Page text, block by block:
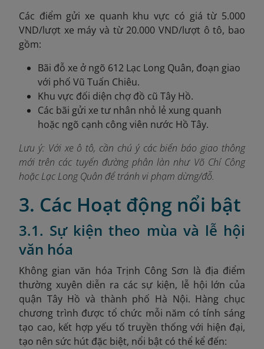
Các điểm gửi xe quanh khu vực có giá từ 5.000
VND/lượt xe máy và từ 20.000 VND/lượt ô tô, bao
gồm:
Bãi đỗ xe ở ngõ 612 Lạc Long Quân, đoạn giao
với phố Vũ Tuấn Chiêu.
Khu vực đối diện chợ đồ cũ Tây Hồ.
Các bãi gửi xe tư nhân nhỏ lẻ xung quanh
hoặc ngõ cạnh công viên nước Hồ Tây.
Lưu ý: Với xe ô tô, cần chú ý các biển báo giao thông
mới trên các tuyến đường phân làn như Võ Chí Công
hoặc Lạc Long Quân để tránh vi phạm dừng/đỗ.
3. Các Hoạt động nổi bật
3.1. Sự kiện theo mùa và lễ hội
văn hóa
Không gian văn hóa Trịnh Công Sơn là địa điểm
thường xuyên diễn ra các sự kiện, lễ hội lớn của
quận Tây Hồ và thành phố Hà Nội. Hàng chục
chương trình được tổ chức mỗi năm có tính sáng
tạo cao, kết hợp yếu tố truyền thống với hiện đại,
tạo nên sức hút đặc biệt, nổi bật có thể kể đến: